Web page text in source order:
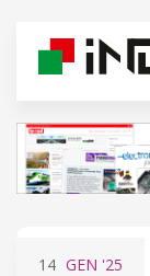
14 GEN '25